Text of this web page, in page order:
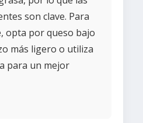
son clave. Para
opta por queso bajo
más ligero o utiliza
para un mejor